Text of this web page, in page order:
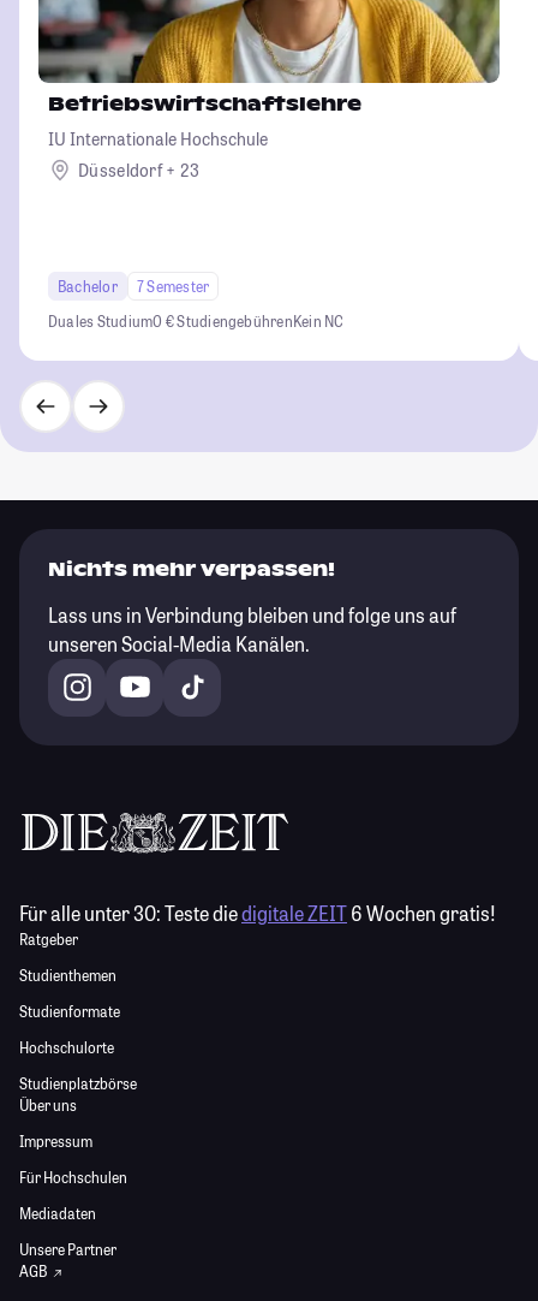
Betriebswirtschaftslehre
IU Internationale Hochschule
Düsseldorf + 23
Bachelor
7 Semester
Duales Studium0 € StudiengebührenKein NC
Nichts mehr verpassen!
Lass uns in Verbindung bleiben und folge uns auf
unseren Social-Media Kanälen.
Für alle unter 30:Teste diedigitale ZEIT6 Wochen gratis!
Ratgeber
Studienthemen
Studienformate
Hochschulorte
Studienplatzbörse
Über uns
Impressum
Für Hochschulen
Mediadaten
Unsere Partner
AGB